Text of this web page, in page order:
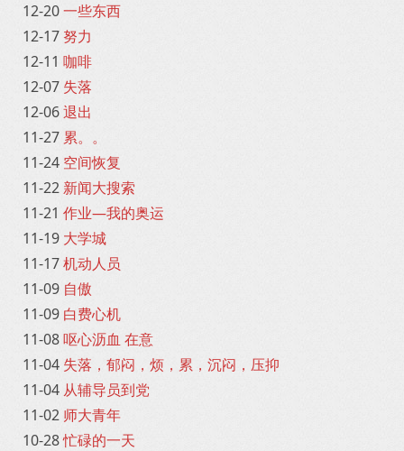
12-20一些东西
12-17 努力
12-11 咖啡
12-07 失落
12-06退出
11-27 累。。
11-24 空间恢复
11-22 新闻大搜索
11-21 作业—我的奥运
11-19 大学城
11-17机动人员
11-09 自傲
11-09 白费心机
11-08呕心沥血 在意
11-04 失落，郁闷，烦，累，沉闷，压抑
11-04 从辅导员到党
11-02 师大青年
10-28忙碌的一天